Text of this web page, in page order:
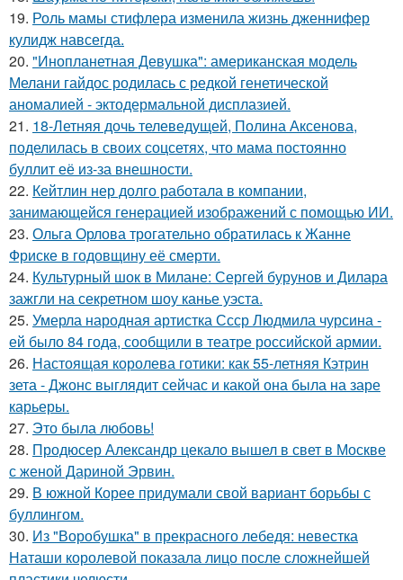
19. Роль мамы стифлера изменила жизнь дженнифер
кулидж навсегда.
20. "Инопланетная Девушка": американская модель
Мелани гайдос родилась с редкой генетической
аномалией - эктодермальной дисплазией.
21. 18-Летняя дочь телеведущей, Полина Аксенова,
поделилась в своих соцсетях, что мама постоянно
буллит её из-за внешности.
22. Кейтлин нер долго работала в компании,
занимающейся генерацией изображений с помощью ИИ.
23. Ольга Орлова трогательно обратилась к Жанне
Фриске в годовщину её смерти.
24. Культурный шок в Милане: Сергей бурунов и Дилара
зажгли на секретном шоу канье уэста.
25. Умерла народная артистка Ссср Людмила чурсина -
ей было 84 года, сообщили в театре российской армии.
26. Настоящая королева готики: как 55-летняя Кэтрин
зета - Джонс выглядит сейчас и какой она была на заре
карьеры.
27. Это была любовь!
28. Продюсер Александр цекало вышел в свет в Москве
с женой Дариной Эрвин.
29. В южной Корее придумали свой вариант борьбы с
буллингом.
30. Из "Воробушка" в прекрасного лебедя: невестка
Наташи королевой показала лицо после сложнейшей